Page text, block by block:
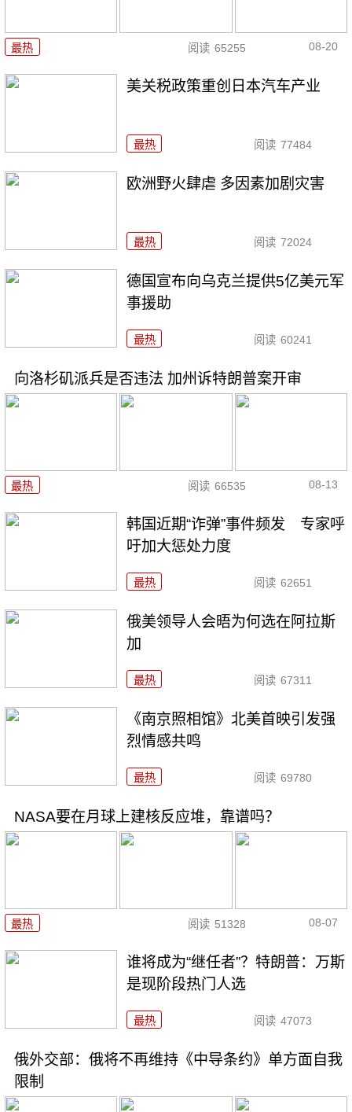
最热 阅读 65255 08-20
美关税政策重创日本汽车产业
最热 阅读 77484
欧洲野火肆虐 多因素加剧灾害
最热 阅读 72024
德国宣布向乌克兰提供5亿美元军
事援助
最热 阅读 60241
向洛杉矶派兵是否违法 加州诉特朗普案开审
最热 阅读 66535 08-13
韩国近期“诈弹”事件频发 专家呼
吁加大惩处力度
最热 阅读 62651
俄美领导人会晤为何选在阿拉斯
加
最热 阅读 67311
《南京照相馆》北美首映引发强
烈情感共鸣
最热 阅读 69780
NASA要在月球上建核反应堆，靠谱吗？
最热 阅读 51328 08-07
谁将成为“继任者”？特朗普：万斯
是现阶段热门人选
最热 阅读 47073
俄外交部：俄将不再维持《中导条约》单方面自我
限制